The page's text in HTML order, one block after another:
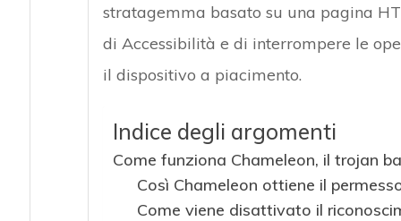
stratagemma basato su una pagina
di Accessibilità e di interrompere le
il dispositivo a piacimento.
Indice degli argomenti
Come funziona Chameleon, il trojan
Così Chameleon ottiene il
Come viene disattivato il
Attacchi